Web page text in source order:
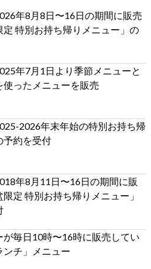
年8月8日〜16日の期間に販売
定 特別お持ち帰りメニュー」の
年7月1日より季節メニューと
使ったメニューを販売
2026年末年始の特別お持ち帰
予約を受付
年8月11日〜16日の期間に販
定 特別お持ち帰りメニュー」
が毎日10時〜16時に販売してい
ンチ」メニュー